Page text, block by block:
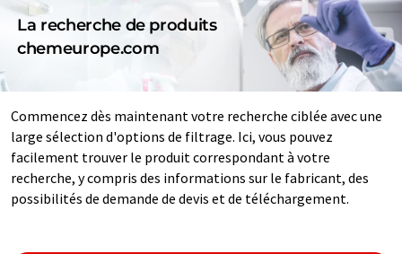
La recherche de produits
chemeurope.com
Commencez dès maintenant votre recherche ciblée avec une
large sélection d'options de filtrage. Ici, vous pouvez
facilement trouver le produit correspondant à votre
recherche, y compris des informations sur le fabricant, des
possibilités de demande de devis et de téléchargement.